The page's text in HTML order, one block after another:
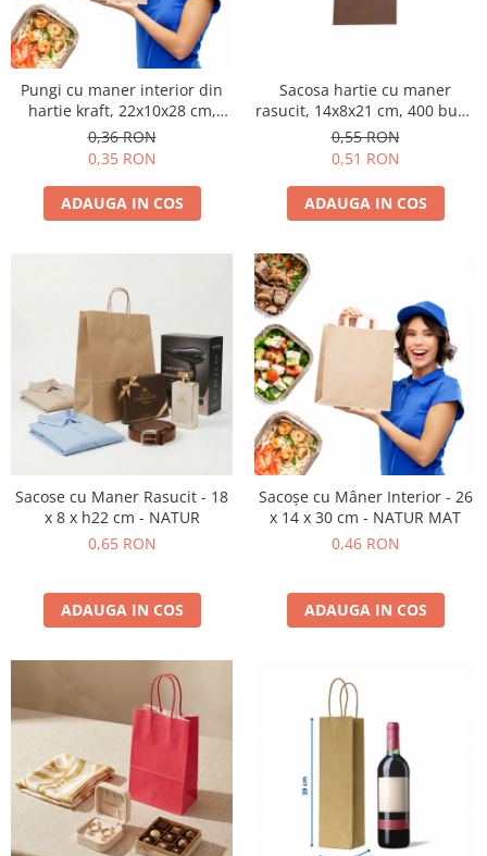
Pungi cu maner interior din
hartie kraft, 22x10x28 cm,
natur mat
0,36 RON
0,35 RON
ADAUGA IN COS
Sacosa hartie cu maner
rasucit, 14x8x21 cm, 400 buc -
NATUR
0,55 RON
0,51 RON
ADAUGA IN COS
Sacose cu Maner Rasucit - 18
x 8 x h22 cm - NATUR
0,65 RON
ADAUGA IN COS
Sacoșe cu Mâner Interior - 26
x 14 x 30 cm - NATUR MAT
0,46 RON
ADAUGA IN COS